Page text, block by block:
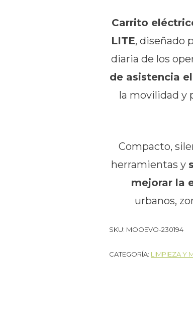
Carrito
LITE, diseñado
diaria de los
de asistencia
la movilidad y
Compacto,
herramientas y
mejorar la
urbanos,
SKU: MOOEVO-230194
CATEGORÍA: LIMPIEZA Y